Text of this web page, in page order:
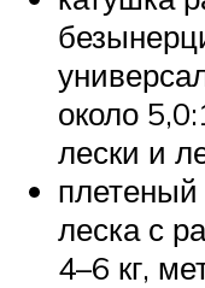
около
лески и
леска с
4–6 кг,